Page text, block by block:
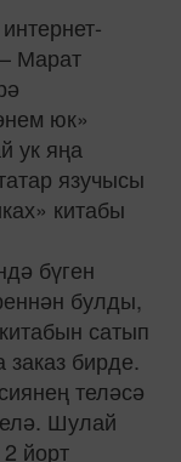
Марат
юк»
ук яңа
язучысы
китабы
бүген
булды,
сатып
бирде.
теләсә
Шулай
йорт